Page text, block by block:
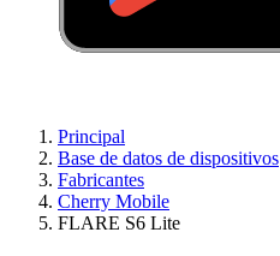
Principal
Base de datos de dispositivos
Fabricantes
Cherry Mobile
FLARE S6 Lite